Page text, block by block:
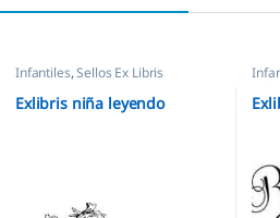
Infantiles,Sellos Ex Libris
Exlibris niña leyendo